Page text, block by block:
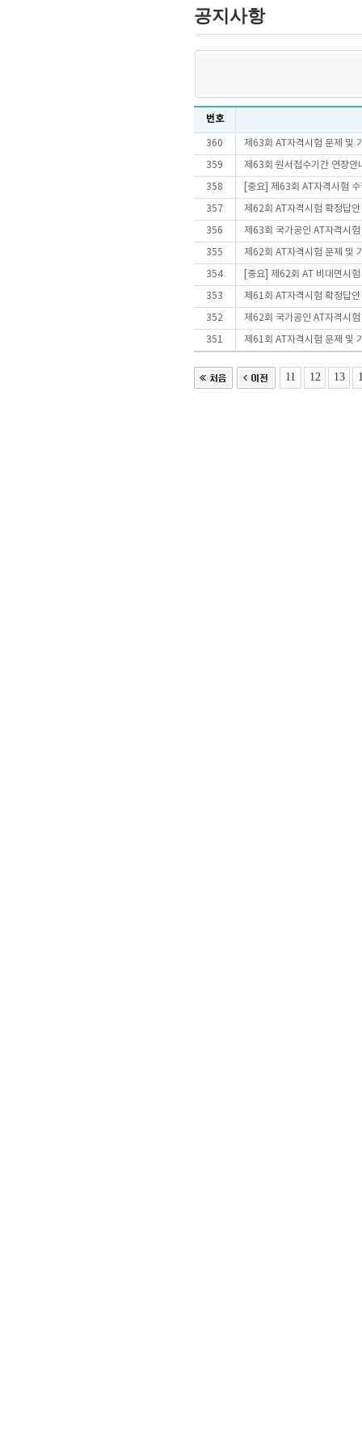
공지사항
번호
360 제63회 AT자격시험 문제 및
359 제63회 원서접수기간 연장안
358 [중요] 제63회 AT자격시험
357 제62회 AT자격시험 확정답
356 제63회 국가공인 AT자격시
355 제62회 AT자격시험 문제 및
354 [중요] 제62회 AT 비대면시
353 제61회 AT자격시험 확정답
352 제62회 국가공인 AT자격시
351 제61회 AT자격시험 문제 및
11 12 13